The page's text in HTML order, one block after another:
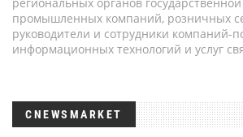
промышленных компаний, розничных
руководители и сотрудники компаний-
информационных технологий и услуг
CNEWSMARKET